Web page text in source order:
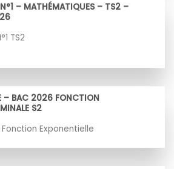
– MATHÉMATIQUES – TS2 –
TS2
– BAC 2026 FONCTION
S2
Exponentielle